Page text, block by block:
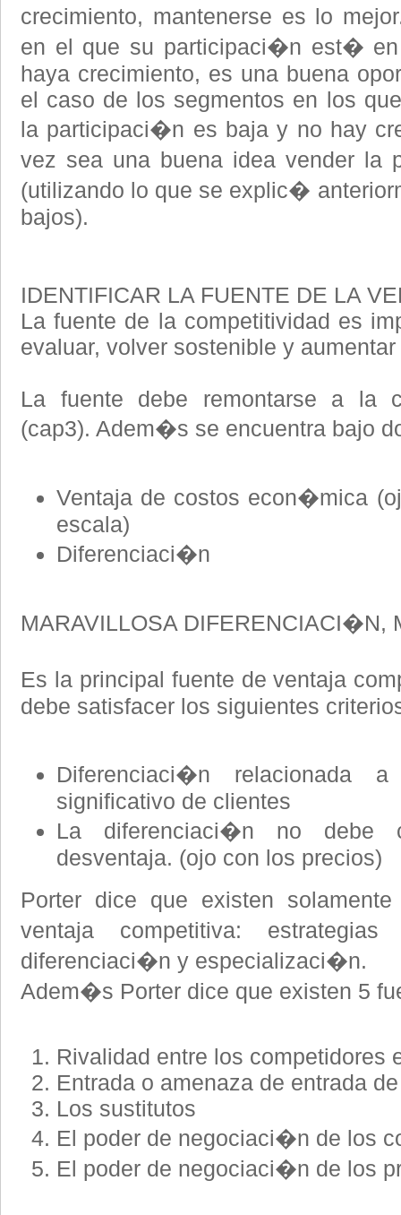
crecimiento, mantenerse es lo
en el que su participaci�n est�
haya crecimiento, es una buena
el caso de los segmentos en los
la participaci�n es baja y no hay
vez sea una buena idea vender la
(utilizando lo que se explic�
bajos).
IDENTIFICAR LA FUENTE DE LA
La fuente de la competitividad es
evaluar, volver sostenible y
La fuente debe remontarse a la
(cap3). Adem�s se encuentra bajo
Ventaja de costos econ�mica
escala)
Diferenciaci�n
MARAVILLOSA DIFERENCIACI�N,
Es la principal fuente de ventaja
debe satisfacer los siguientes
Diferenciaci�n
significativo de clientes
La diferenciaci�n no debe
desventaja. (ojo con los precios)
Porter dice que existen
ventaja competitiva:
diferenciaci�n y especializaci�n.
Adem�s Porter dice que existen 5
Rivalidad entre los competidores
Entrada o amenaza de entrada
Los sustitutos
El poder de negociaci�n de los
El poder de negociaci�n de los